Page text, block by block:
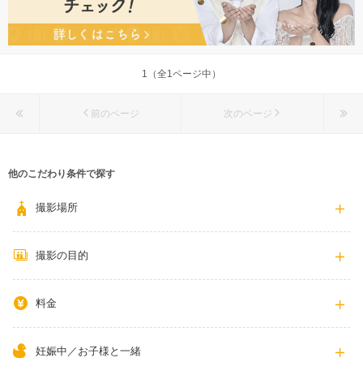
1（全1ページ中）
前のページ 次のページ
他のこだわり条件で探す
撮影場所
撮影の目的
料金
妊娠中／お子様と一緒